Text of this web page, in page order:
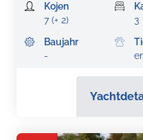
Kojen
7 (+ 2)
3
Baujahr
-